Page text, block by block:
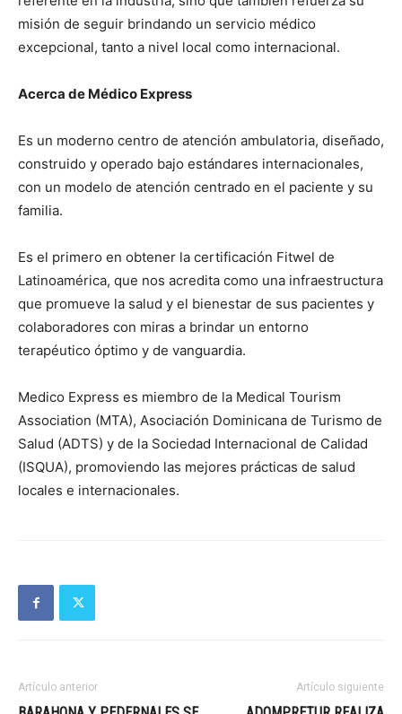
misión de seguir brindando un servicio médico
excepcional, tanto a nivel local como internacional.
Acerca de Médico Express
Es un moderno centro de atención ambulatoria, diseñado,
construido y operado bajo estándares internacionales,
con un modelo de atención centrado en el paciente y su
familia.
Es el primero en obtener la certificación Fitwel de
Latinoamérica, que nos acredita como una infraestructura
que promueve la salud y el bienestar de sus pacientes y
colaboradores con miras a brindar un entorno
terapéutico óptimo y de vanguardia.
Medico Express es miembro de la Medical Tourism
Association (MTA), Asociación Dominicana de Turismo de
Salud (ADTS) y de la Sociedad Internacional de Calidad
(ISQUA), promoviendo las mejores prácticas de salud
locales e internacionales.
Artículo anterior Artículo siguiente